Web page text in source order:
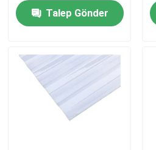
polikarbonat içi boş levha
Polikarbonat Kabartmalı Levha
Oluklu Polikarbonat Levha
Talep Gönder